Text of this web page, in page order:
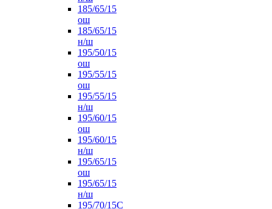
185/65/15
ош
185/65/15
н/ш
195/50/15
ош
195/55/15
ош
195/55/15
н/ш
195/60/15
ош
195/60/15
н/ш
195/65/15
ош
195/65/15
н/ш
195/70/15С